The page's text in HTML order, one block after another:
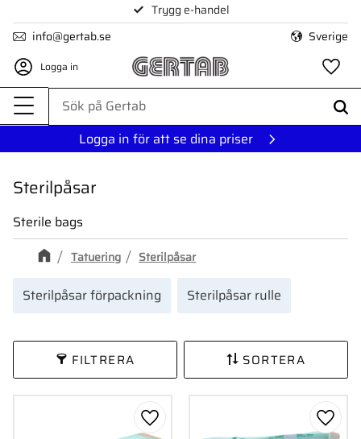
Meny
Trygg e-handel
info@gertab.se
Sverige
Logga in
Logga in för att se dina priser
Sterilpåsar
Tatuering Sterilpåsar
Sterile bags
Sterilpåsar förpackning Sterilpåsar rulle
FILTRERA SORTERA
Lägg till i favoriter Lägg